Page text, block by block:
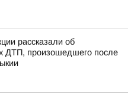
рассказали об
ДТП, произошедшего после